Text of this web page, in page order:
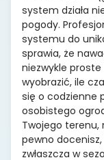
system działa
pogody.
systemu do
sprawia, że
niezwykle
wyobrazić, ile
się o codzienne
osobistego
Twojego terenu,
pewno
zwłaszcza w